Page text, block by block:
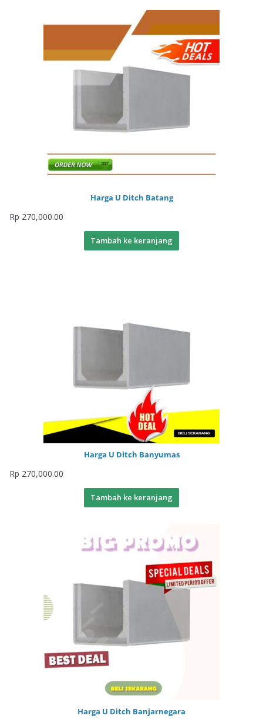
Harga U Ditch Batang
Rp 270,000.00
Tambah ke keranjang
Harga U Ditch Banyumas
Rp 270,000.00
Tambah ke keranjang
Harga U Ditch Banjarnegara